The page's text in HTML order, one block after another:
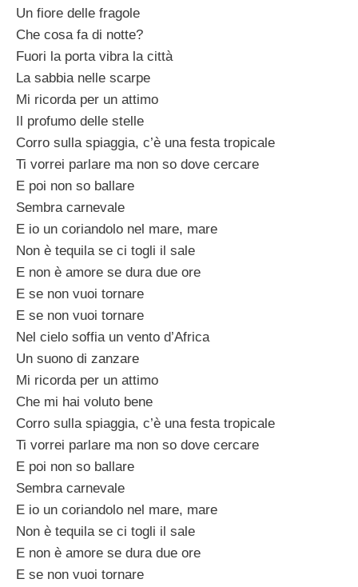
Un fiore delle fragole
Che cosa fa di notte?
Fuori la porta vibra la città
La sabbia nelle scarpe
Mi ricorda per un attimo
Il profumo delle stelle
Corro sulla spiaggia, c’è una festa tropicale
Ti vorrei parlare ma non so dove cercare
E poi non so ballare
Sembra carnevale
E io un coriandolo nel mare, mare
Non è tequila se ci togli il sale
E non è amore se dura due ore
E se non vuoi tornare
E se non vuoi tornare
Nel cielo soffia un vento d’Africa
Un suono di zanzare
Mi ricorda per un attimo
Che mi hai voluto bene
Corro sulla spiaggia, c’è una festa tropicale
Ti vorrei parlare ma non so dove cercare
E poi non so ballare
Sembra carnevale
E io un coriandolo nel mare, mare
Non è tequila se ci togli il sale
E non è amore se dura due ore
E se non vuoi tornare